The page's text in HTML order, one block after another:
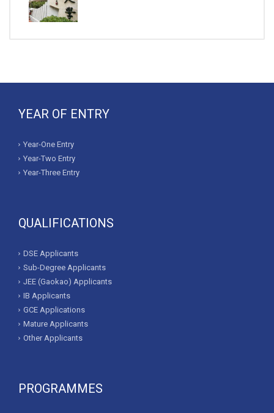
YEAR OF ENTRY
Year-One Entry
Year-Two Entry
Year-Three Entry
QUALIFICATIONS
DSE Applicants
Sub-Degree Applicants
JEE (Gaokao) Applicants
IB Applicants
GCE Applications
Mature Applicants
Other Applicants
PROGRAMMES